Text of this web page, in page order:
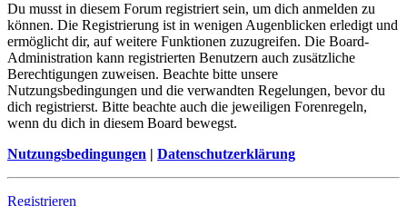
Du musst in diesem Forum registriert sein, um dich anmelden zu
können. Die Registrierung ist in wenigen Augenblicken erledigt und
ermöglicht dir, auf weitere Funktionen zuzugreifen. Die Board-
Administration kann registrierten Benutzern auch zusätzliche
Berechtigungen zuweisen. Beachte bitte unsere
Nutzungsbedingungen und die verwandten Regelungen, bevor du
dich registrierst. Bitte beachte auch die jeweiligen Forenregeln,
wenn du dich in diesem Board bewegst.
Nutzungsbedingungen | Datenschutzerklärung
Registrieren